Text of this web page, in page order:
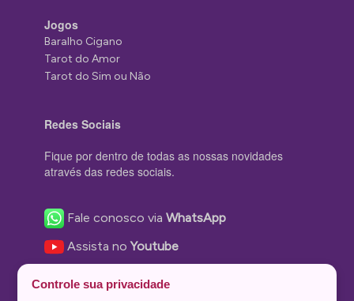
Jogos
Baralho Cigano
Tarot do Amor
Tarot do Sim ou Não
Redes Sociais
Fique por dentro de todas as nossas novidades
através das redes sociais.
Fale conosco viaWhatsApp
Assista noYoutube
Controle sua privacidade